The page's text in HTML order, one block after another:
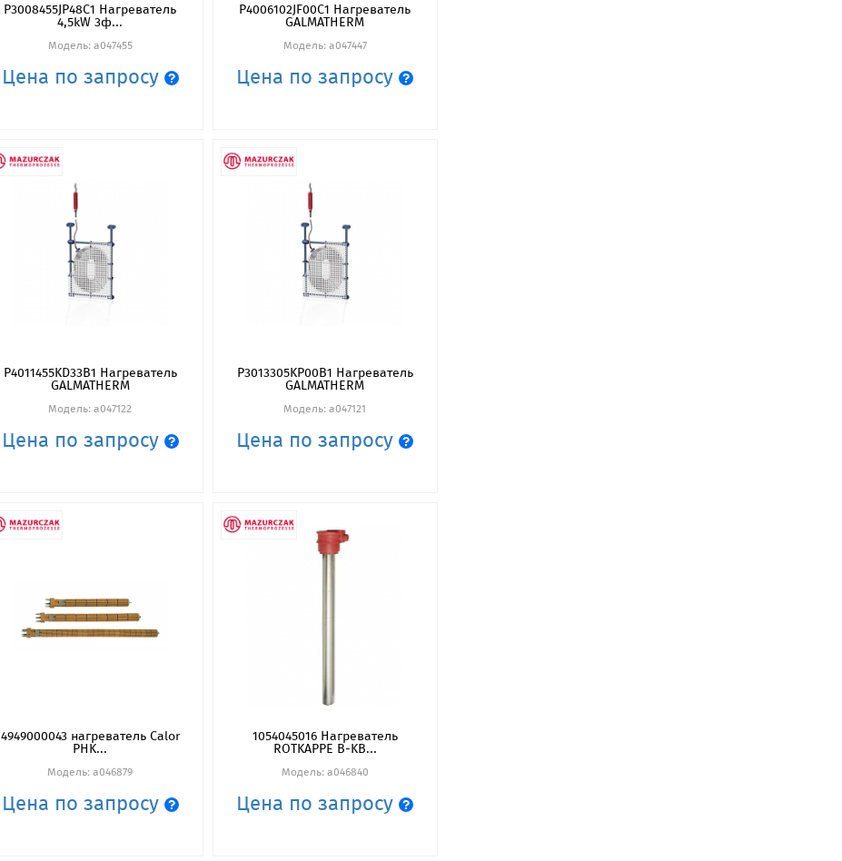
P3008455JP48C1 Нагреватель
4,5kW 3ф...
Модель: a047455
Цена по запросу
P4006102JF00C1 Нагреватель
GALMATHERM
Модель: a047447
Цена по запросу
P4011455KD33B1 Нагреватель
GALMATHERM
Модель: a047122
Цена по запросу
P3013305KP00B1 Нагреватель
GALMATHERM
Модель: a047121
Цена по запросу
4949000043 нагреватель Calor
PHK...
Модель: a046879
Цена по запросу
1054045016 Нагреватель
ROTKAPPE B-KB...
Модель: a046840
Цена по запросу